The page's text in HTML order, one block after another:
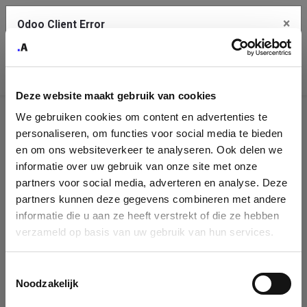
Deze website maakt gebruik van cookies
We gebruiken cookies om content en advertenties te
personaliseren, om functies voor social media te bieden
en om ons websiteverkeer te analyseren. Ook delen we
informatie over uw gebruik van onze site met onze
partners voor social media, adverteren en analyse. Deze
partners kunnen deze gegevens combineren met andere
informatie die u aan ze heeft verstrekt of die ze hebben
verzameld op basis van uw gebruik van hun services.
Noodzakelijk
Company
Identification
Please fill in your company details
You can search a company in our database by name, VAT or
enterprise ID. When a company is selected it will auto-complete the
form. If you don't find your company in our database, you can create
Odoo Client Error ×
service.
See details
Ok